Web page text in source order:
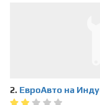
2. ЕвроАвто на